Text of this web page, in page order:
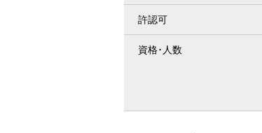
許認可
資格･人数